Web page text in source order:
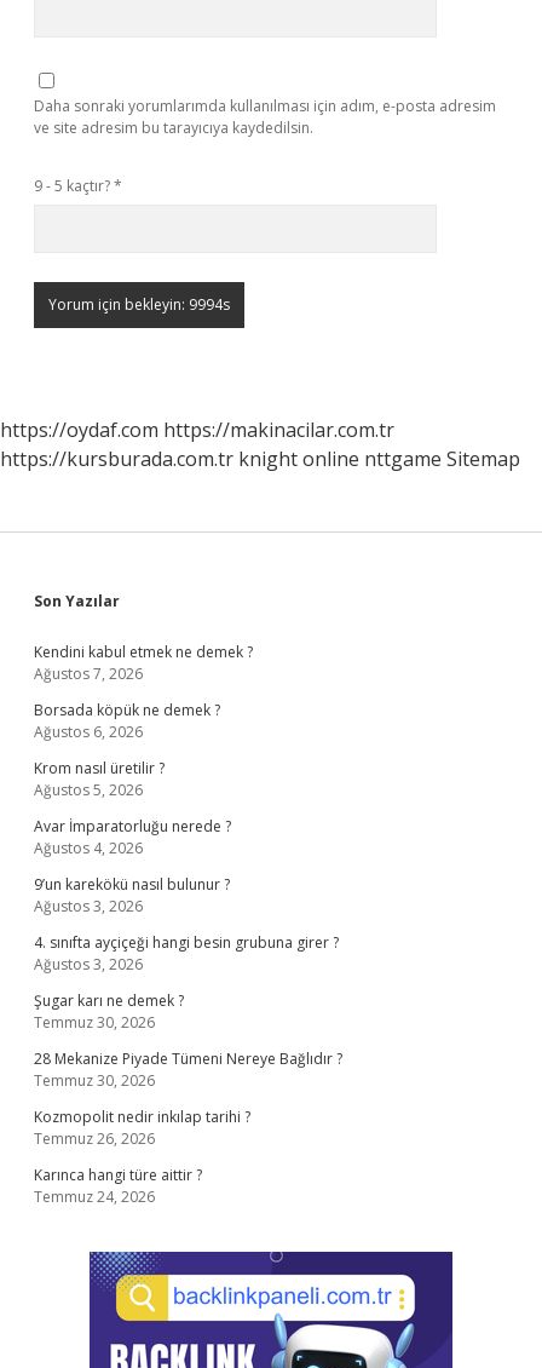
Daha sonraki yorumlarımda kullanılması için adım, e-posta adresim
ve site adresim bu tarayıcıya kaydedilsin.
9 - 5 kaçtır?*
https://oydaf.com https://makinacilar.com.tr
https://kursburada.com.tr knight online nttgame Sitemap
Sidebar
Son Yazılar
Kendini kabul etmek ne demek ?
Ağustos 7, 2026
Borsada köpük ne demek ?
Ağustos 6, 2026
Krom nasıl üretilir ?
Ağustos 5, 2026
Avar İmparatorluğu nerede ?
Ağustos 4, 2026
9’un karekökü nasıl bulunur ?
Ağustos 3, 2026
4. sınıfta ayçiçeği hangi besin grubuna girer ?
Ağustos 3, 2026
Şugar karı ne demek ?
Temmuz 30, 2026
28 Mekanize Piyade Tümeni Nereye Bağlıdır ?
Temmuz 30, 2026
Kozmopolit nedir inkılap tarihi ?
Temmuz 26, 2026
Karınca hangi türe aittir ?
Temmuz 24, 2026